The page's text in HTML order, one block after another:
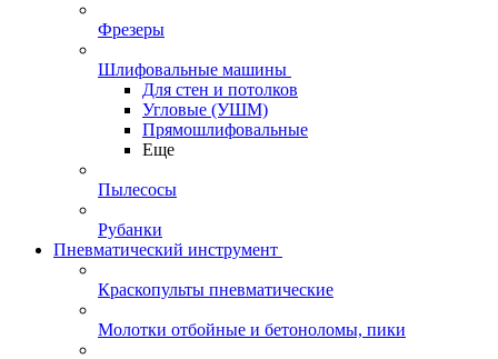
Фрезеры
Шлифовальные машины
Для стен и потолков
Угловые (УШМ)
Прямошлифовальные
Еще
Пылесосы
Рубанки
Пневматический инструмент
Краскопульты пневматические
Молотки отбойные и бетоноломы, пики